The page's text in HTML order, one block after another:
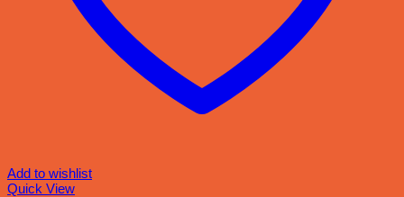
Add to wishlist
Quick View